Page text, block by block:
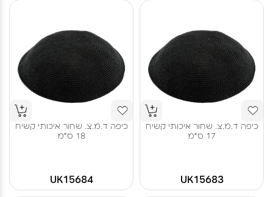
כיפה ד.מ.צ. שחור איכותי קשיח
17 ס"מ
UK15683
כיפה ד.מ.צ. שחור איכותי קשיח
18 ס"מ
UK15684